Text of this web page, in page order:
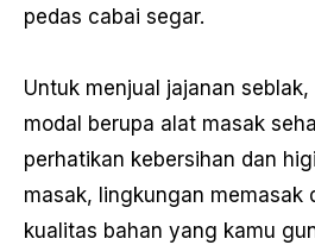
pedas cabai segar.
Untuk menjual jajanan
modal berupa alat masak
perhatikan kebersihan dan
masak, lingkungan memasak
kualitas bahan yang kamu